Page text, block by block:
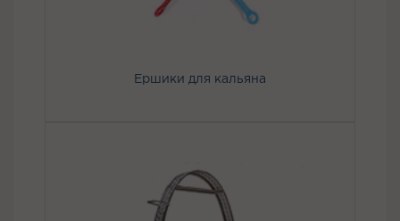
Ершики для кальяна